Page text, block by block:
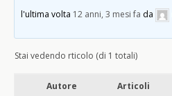
l'ultima volta 12 anni, 3 mesi fa da
Stai vedendo rticolo (di 1 totali)
Autore Articoli